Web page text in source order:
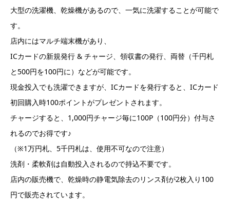
大型の洗濯機、乾燥機があるので、一気に洗濯することが可能で
す。
店内にはマルチ端末機があり、
ICカードの新規発行 & チャージ、領収書の発行、両替（千円札
と500円を100円に）などが可能です。
現金投入でも洗濯できますが、ICカードを発行すると、ICカード
初回購入時100ポイントがプレゼントされます。
チャージすると、1,000円チャージ毎に100P（100円分）付与さ
れるのでお得です♪
（※1万円札、5千円札は、使用不可なので注意）
洗剤・柔軟剤は自動投入されるので持込不要です。
店内の販売機で、乾燥時の静電気除去のリンス剤が2枚入り100
円で販売されています。